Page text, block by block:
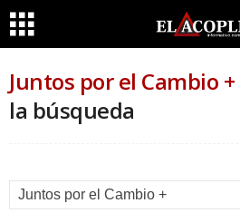
Juntos por el Cambio +
la búsqueda